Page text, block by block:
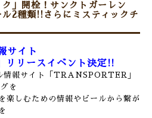
」開栓！サンクトガーレン
ル2種類!!さらにミスティックチ
サイト
リースイベント決定!!
情報サイト「TRANSPORTER」
を
楽しむための情報やビールから繋が